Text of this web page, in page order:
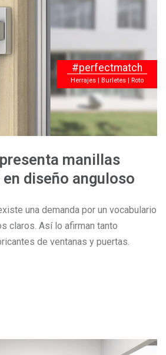
#perfectmatch
Herrajes | Burletes | Roto
manillas
diseño anguloso
una demanda por un vocabulario
claros. Así lo afirman tanto
de ventanas y puertas.